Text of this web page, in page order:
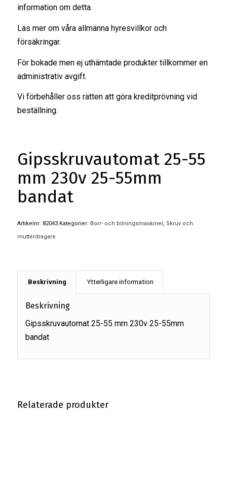
information om detta.
Läs mer om våra allmänna hyresvillkoroch
försäkringar.
För bokade men ej uthämtade produkter tillkommer en
administrativ avgift.
Vi förbehåller oss rätten att göra kreditprövning vid
beställning.
Gipsskruvautomat 25-55
mm 230v 25-55mm
bandat
Artikelnr: 82043 Kategorier: Borr- och bilningsmaskiner, Skruv och
mutterdragare
Beskrivning Ytterligare information
Beskrivning
Gipsskruvautomat 25-55 mm 230v 25-55mm
bandat
Relaterade produkter